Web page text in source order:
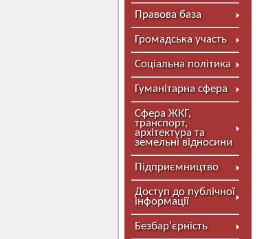
Правова база
Громадська участь
Соціальна політика
Гуманітарна сфера
Сфера ЖКГ,
транспорт,
архітектура та
земельні відносини
Підприємництво
Доступ до публічної
інформації
Безбар’єрність